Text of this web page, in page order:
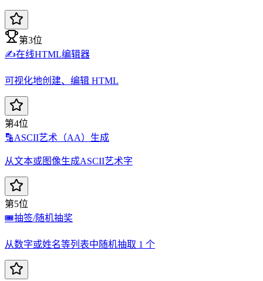
第3位
✍️在线HTML编辑器
可视化地创建、编辑 HTML
第4位
🔡ASCII艺术（AA）生成
从文本或图像生成ASCII艺术字
第5位
🎟️抽签/随机抽奖
从数字或姓名等列表中随机抽取 1 个